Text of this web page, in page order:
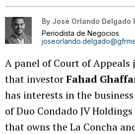
By José Orlando Delgado
Periodista de Negocios
A panel of Court of Appeals
that investorFahad
has interests in the
of Duo Condado JV
that owns the La Concha